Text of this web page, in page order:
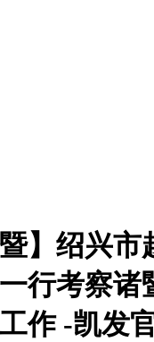
暨】绍兴
行考察诸
作 -凯发